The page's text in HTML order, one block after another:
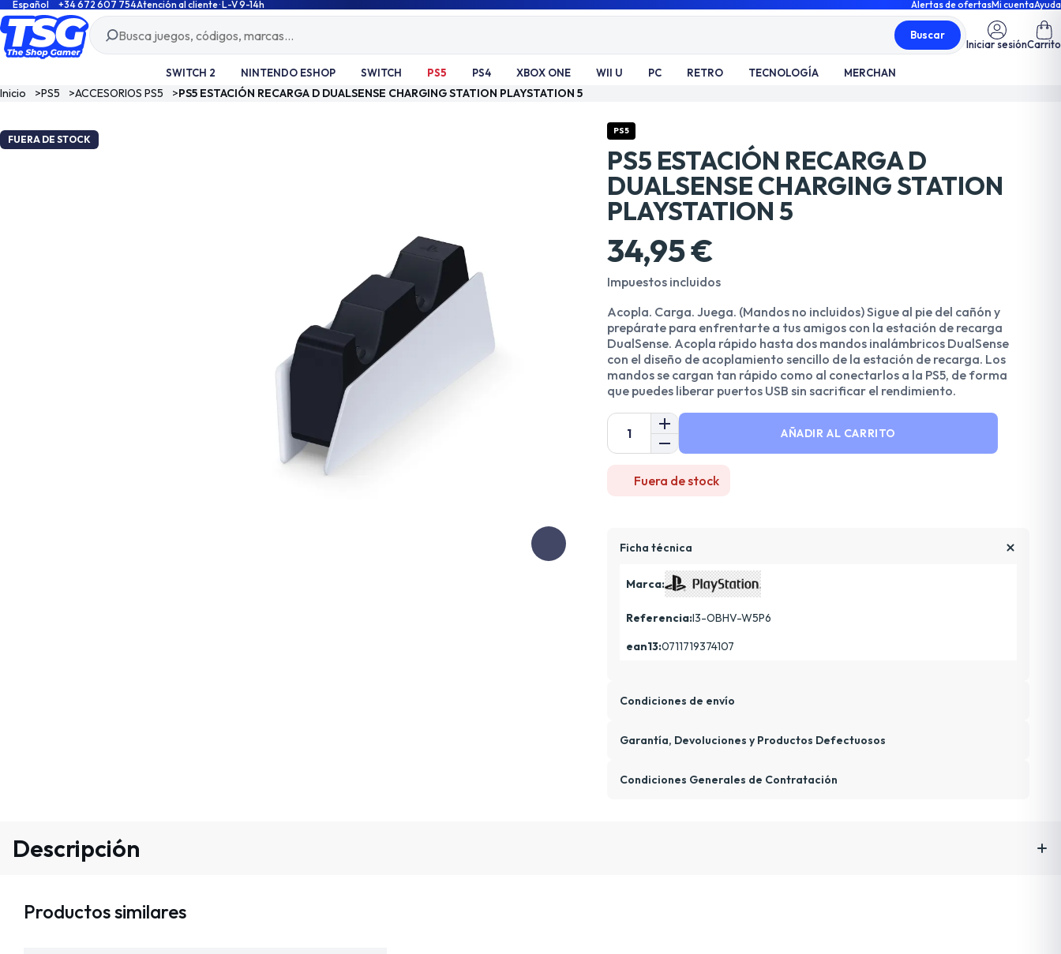
Español +34 672 607 754Atención al cliente · L-V 9-14h Alertas de ofertasMi cuentaAyuda
Buscar
Iniciar sesiónCarrito
SWITCH 2 NINTENDO ESHOP SWITCH PS5 PS4 XBOX ONE WII U PC RETRO TECNOLOGÍA MERCHAN
Inicio >PS5 >ACCESORIOS PS5 >PS5 ESTACIÓN RECARGA D DUALSENSE CHARGING STATION PLAYSTATION 5
FUERA DE STOCK
PS5
PS5 ESTACIÓN RECARGA D
DUALSENSE CHARGING STATION
PLAYSTATION 5
34,95 €
Impuestos incluidos
Acopla. Carga. Juega. (Mandos no incluidos) Sigue al pie del cañón y
prepárate para enfrentarte a tus amigos con la estación de recarga
DualSense. Acopla rápido hasta dos mandos inalámbricos DualSense
con el diseño de acoplamiento sencillo de la estación de recarga. Los
mandos se cargan tan rápido como al conectarlos a la PS5, de forma
que puedes liberar puertos USB sin sacrificar el rendimiento.
AÑADIR AL CARRITO
Fuera de stock
Ficha técnica
Marca:
Referencia:I3-OBHV-W5P6
ean13:0711719374107
Condiciones de envío
Garantía, Devoluciones y Productos Defectuosos
Condiciones Generales de Contratación
Descripción
Productos similares